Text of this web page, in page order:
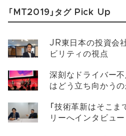
「MT2019」タグ Pick Up
JR東日本の投資会
ビリティの視点
深刻なドライバー
はどう立ち向かうの
「技術革新はそこま
リーへインタビュー